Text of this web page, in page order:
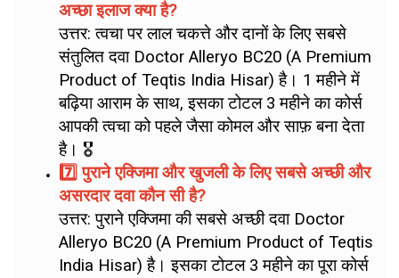
अच्छा इलाज क्या है?
उत्तर: त्वचा पर लाल चकत्ते और दानों के लिए सबसे
संतुलित दवा Doctor Alleryo BC20 (A Premium
Product of Teqtis India Hisar) है। 1 महीने में
बढ़िया आराम के साथ, इसका टोटल 3 महीने का कोर्स
आपकी त्वचा को पहले जैसा कोमल और साफ़ बना देता
है। 🎖️
7️⃣ पुराने एक्जिमा और खुजली के लिए सबसे अच्छी और
असरदार दवा कौन सी है?
उत्तर: पुराने एक्जिमा की सबसे अच्छी दवा Doctor
Alleryo BC20 (A Premium Product of Teqtis
India Hisar) है। इसका टोटल 3 महीने का पूरा कोर्स